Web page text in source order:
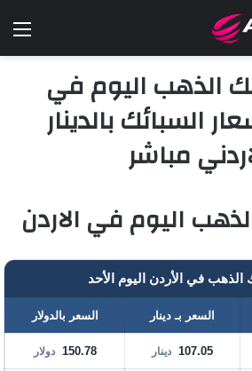
الذهب اليوم في
السبائك بالدينار
مباشر
اليوم في الاردن
في الأردن اليوم الأحد
السعر بـ دينار السعر بالدولار
107.05 دينار 150.78 دولار